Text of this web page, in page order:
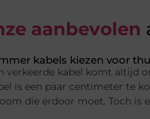
aanbevolen
kabels kiezen voor
verkeerde kabel komt altijd
is een paar centimeter te
die erdoor moet. Toch is